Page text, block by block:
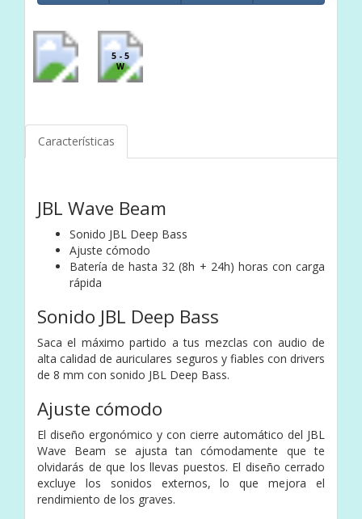
5 - 5
W
Características
JBL Wave Beam
Sonido JBL Deep Bass
Ajuste cómodo
Batería de hasta 32 (8h + 24h) horas con carga
rápida
Sonido JBL Deep Bass
Saca el máximo partido a tus mezclas con audio de
alta calidad de auriculares seguros y fiables con drivers
de 8 mm con sonido JBL Deep Bass.
Ajuste cómodo
El diseño ergonómico y con cierre automático del JBL
Wave Beam se ajusta tan cómodamente que te
olvidarás de que los llevas puestos. El diseño cerrado
excluye los sonidos externos, lo que mejora el
rendimiento de los graves.